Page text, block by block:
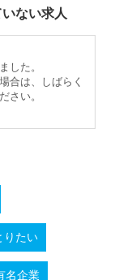
ない求人
した。
合は、しばらく
さい。
りたい
名企業